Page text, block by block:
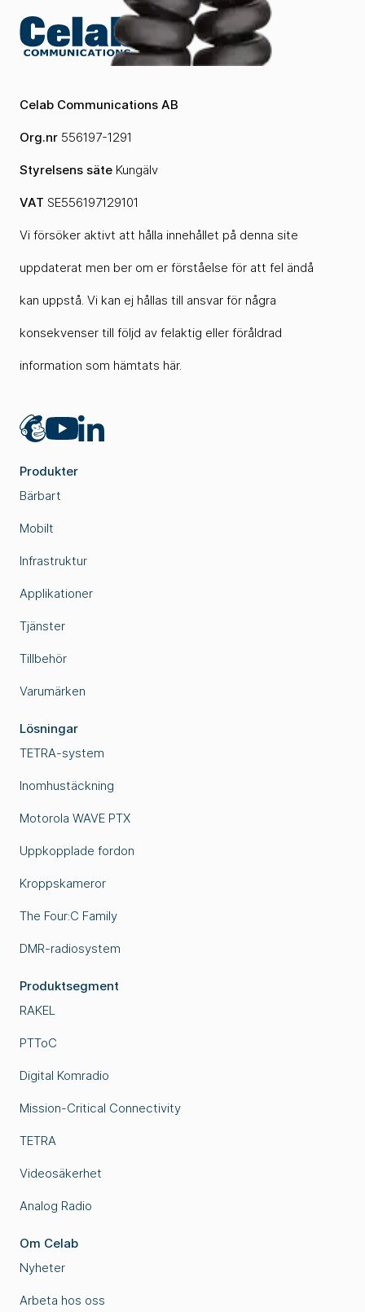
Celab Communications AB
Org.nr 556197-1291
Styrelsens säte Kungälv
VAT SE556197129101
Vi försöker aktivt att hålla innehållet på denna site
uppdaterat men ber om er förståelse för att fel ändå
kan uppstå. Vi kan ej hållas till ansvar för några
konsekvenser till följd av felaktig eller föråldrad
information som hämtats här.
Mailchimp
YouTubeLinkedIn
Produkter
Bärbart
Mobilt
Infrastruktur
Applikationer
Tjänster
Tillbehör
Varumärken
Lösningar
TETRA-system
Inomhustäckning
Motorola WAVE PTX
Uppkopplade fordon
Kroppskameror
The Four:C Family
DMR-radiosystem
Produktsegment
RAKEL
PTToC
Digital Komradio
Mission-Critical Connectivity
TETRA
Videosäkerhet
Analog Radio
Om Celab
Nyheter
Arbeta hos oss